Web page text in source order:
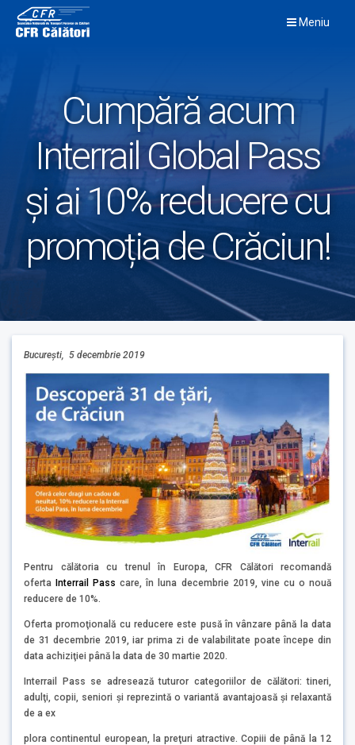
content
Meniu
Cumpără acum
Interrail Global Pass
și ai 10% reducere cu
promoția de Crăciun!
București, 5 decembrie 2019
Pentru călătoria cu trenul în Europa, CFR Călători recomandă
oferta Interrail Pass care, în luna decembrie 2019, vine cu o nouă
reducere de 10%.
Oferta promoţională cu reducere este pusă în vânzare până la data
de 31 decembrie 2019, iar prima zi de valabilitate poate începe din
data achiziţiei până la data de 30 martie 2020.
Interrail Pass se adresează tuturor categoriilor de călători: tineri,
adulţi, copii, seniori şi reprezintă o variantă avantajoasă şi relaxantă
de a ex
plora continentul european, la preţuri atractive. Copiii de până la 12